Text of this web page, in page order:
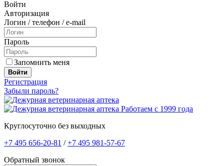
Войти
Авторизация
Логин / телефон / e-mail
Пароль
Запомнить меня
Войти
Регистрация
Забыли пароль?
Работаем с 1999 года
Круглосуточно без выходных
+7 495 656-20-81 /+7 495 981-57-67
Обратный звонок